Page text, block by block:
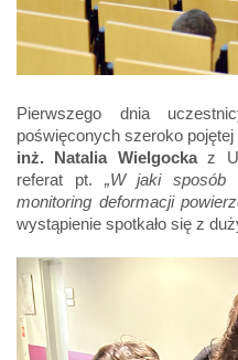
Pierwszego dnia
poświęconych szeroko
inż. Natalia Wielgockaz
referat pt. „W jaki sposób
monitoring deformacji
wystąpienie spotkało się z